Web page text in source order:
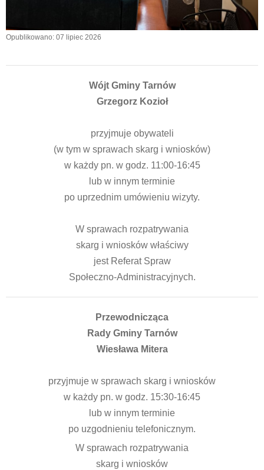
Opublikowano: 07 lipiec 2026
Wójt Gminy Tarnów
Grzegorz Kozioł
przyjmuje obywateli
(w tym w sprawach skarg i wniosków)
w każdy pn. w godz. 11:00-16:45
lub w innym terminie
po uprzednim umówieniu wizyty.
W sprawach rozpatrywania
skarg i wniosków właściwy
jest Referat Spraw
Społeczno-Administracyjnych.
Przewodnicząca
Rady Gminy Tarnów
Wiesława Mitera
przyjmuje w sprawach skarg i wniosków
w każdy pn. w godz. 15:30-16:45
lub w innym terminie
po uzgodnieniu telefonicznym.
W sprawach rozpatrywania
skarg i wniosków